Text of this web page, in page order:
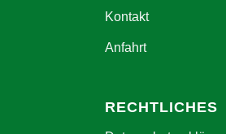
Kontakt
Anfahrt
RECHTLICHES